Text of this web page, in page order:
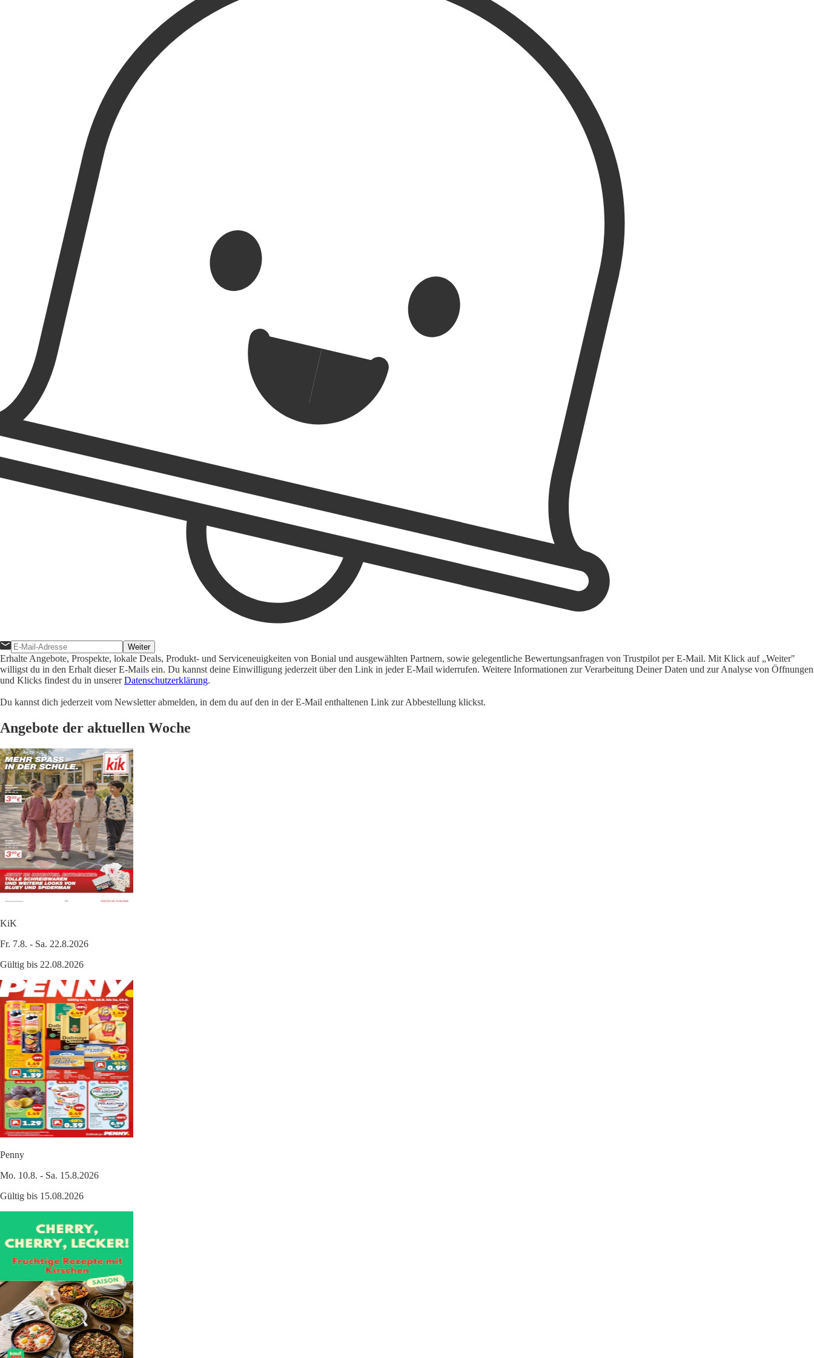
Weiter
Erhalte Angebote, Prospekte, lokale Deals, Produkt- und Serviceneuigkeiten von Bonial und ausgewählten Partnern, sowie gelegentliche Bewertungsanfragen von Trustpilot per E-Mail. Mit Klick auf „Weiter"
willigst du in den Erhalt dieser E-Mails ein. Du kannst deine Einwilligung jederzeit über den Link in jeder E-Mail widerrufen. Weitere Informationen zur Verarbeitung Deiner Daten und zur Analyse von Öffnungen
und Klicks findest du in unsererDatenschutzerklärung.
Du kannst dich jederzeit vom Newsletter abmelden, in dem du auf den in der E-Mail enthaltenen Link zur Abbestellung klickst.
Angebote der aktuellen Woche
KiK
Fr. 7.8. - Sa. 22.8.2026
Gültig bis 22.08.2026
Penny
Mo. 10.8. - Sa. 15.8.2026
Gültig bis 15.08.2026